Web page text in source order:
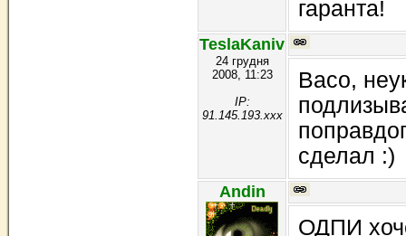
гаранта!
TeslaKaniv
24 грудня
2008, 11:23
IP:
91.145.193.xxx
Васо,
сделал :)
Andin
ОДПИ